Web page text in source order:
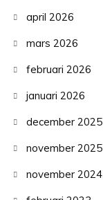
april 2026
mars 2026
februari 2026
januari 2026
december 2025
november 2025
november 2024